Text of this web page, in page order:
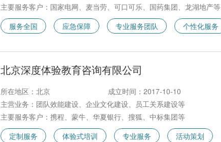
主要服务客户：国家电网、麦当劳、可口可乐、国药集团、龙湖地产等
服务全国
应急保障 专业服务团队 个性化服务
北京深度体验教育咨询有限公司
所在地区：北京
成立时间：2017-10-10
主营业务：团队效能建设、企业文化建设、员工关系建设等
主要服务客户：携程、蒙牛、华夏银行、搜狐、中标集团等
定制服务
体验式培训 专业服务 活动策划